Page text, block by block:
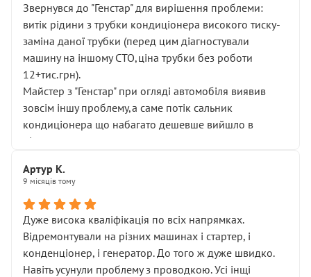
Звернувся до "Генстар" для вирішення проблеми:
витік рідини з трубки кондиціонера високого тиску-
заміна даної трубки (перед цим діагностували
машину на іншому СТО,ціна трубки без роботи
12+тис.грн).
Майстер з "Генстар" при огляді автомобіля виявив
зовсім іншу проблему,а саме потік сальник
кондиціонера що набагато дешевше вийшло в
підсумку.
Артур К.
9 місяців тому
Дуже висока кваліфікація по всіх напрямках.
Відремонтували на різних машинах і стартер, і
конденціонер, і генератор. До того ж дуже швидко.
Навіть усунули проблему з проводкою. Усі інщі